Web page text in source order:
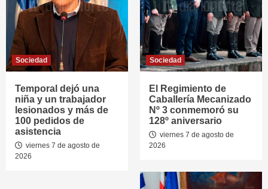
Sociedad
Temporal dejó una
niña y un trabajador
lesionados y más de
100 pedidos de
asistencia
viernes 7 de agosto de
2026
Sociedad
El Regimiento de
Caballería Mecanizado
Nº 3 conmemoró su
128º aniversario
viernes 7 de agosto de
2026